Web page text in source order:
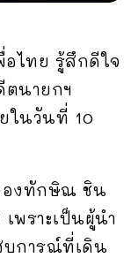
ไทย รู้สึกดีใจ
ตนายกฯ
ในวันที่ 10
องทักษิณ ชิน
พราะเป็นผู้นำ
บการณ์ที่เดิน